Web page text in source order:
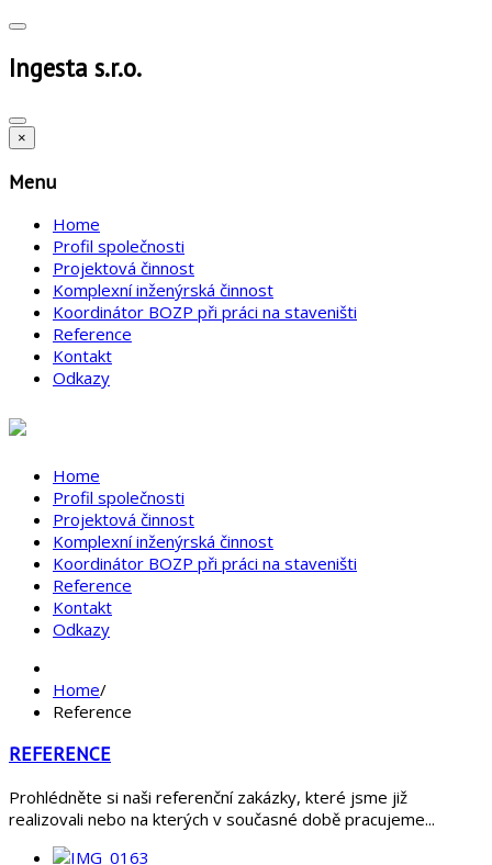
Ingesta s.r.o.
×
Menu
Home
Profil společnosti
Projektová činnost
Komplexní inženýrská činnost
Koordinátor BOZP při práci na staveništi
Reference
Kontakt
Odkazy
Home
Profil společnosti
Projektová činnost
Komplexní inženýrská činnost
Koordinátor BOZP při práci na staveništi
Reference
Kontakt
Odkazy
Home/
Reference
REFERENCE
Prohlédněte si naši referenční zakázky, které jsme již
realizovali nebo na kterých v současné době pracujeme...